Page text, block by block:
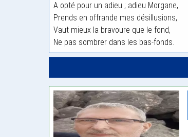
A opté pour un adieu ; adieu Morgane,
Prends en offrande mes désillusions,
Vaut mieux la bravoure que le fond,
Ne pas sombrer dans les bas-fonds.